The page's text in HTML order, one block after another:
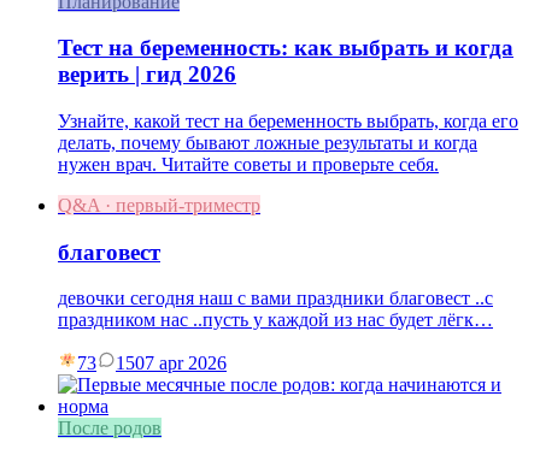
Тест на беременность: как выбрать и когда
верить | гид 2026
Узнайте, какой тест на беременность выбрать, когда его
делать, почему бывают ложные результаты и когда
нужен врач. Читайте советы и проверьте себя.
Q&A · первый-триместр
благовест
девочки сегодня наш с вами праздники благовест ..с
праздником нас ..пусть у каждой из нас будет лёгк…
73 1507 apr 2026
После родов